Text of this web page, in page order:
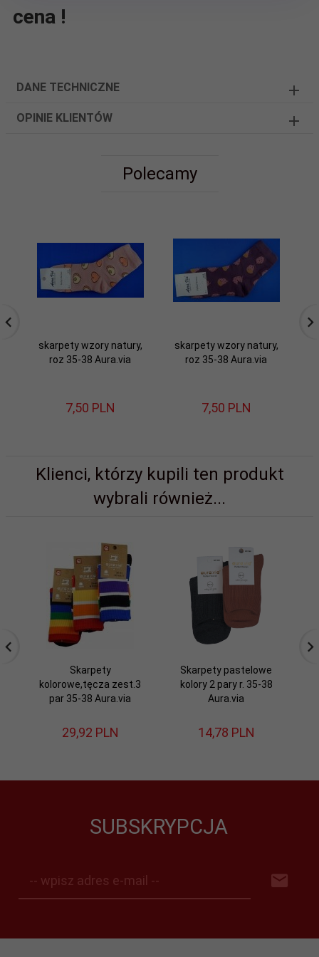
cena !
DANE TECHNICZNE
OPINIE KLIENTÓW
Polecamy
skarpety wzory natury,
roz 35-38 Aura.via
7,50 PLN
skarpety wzory natury,
roz 35-38 Aura.via
7,50 PLN
Klienci, którzy kupili ten produkt
wybrali również...
Skarpety
kolorowe,tęcza zest.3
par 35-38 Aura.via
29,92 PLN
Skarpety pastelowe
kolory 2 pary r. 35-38
Aura.via
14,78 PLN
SUBSKRYPCJA
-- wpisz adres e-mail --